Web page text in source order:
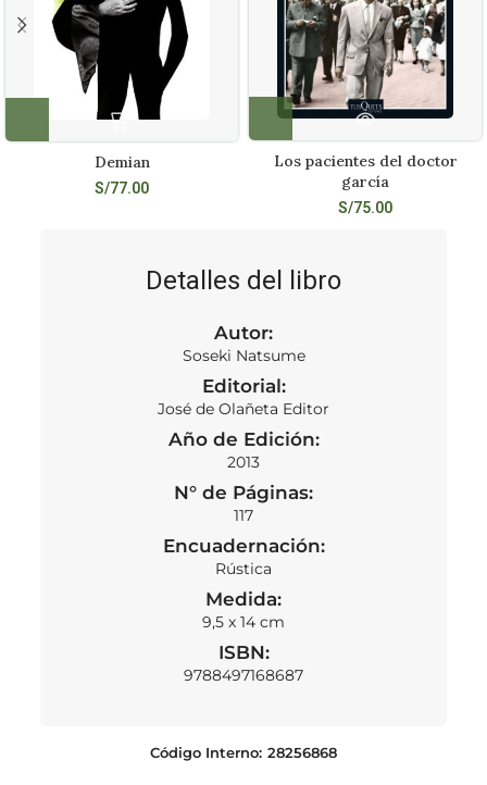
Demian
S/77.00
Los pacientes del doctor
garcía
S/75.00
Detalles del libro
Autor:
Soseki Natsume
Editorial:
José de Olañeta Editor
Año de Edición:
2013
N° de Páginas:
117
Encuadernación:
Rústica
Medida:
9,5 x 14 cm
ISBN:
9788497168687
Código Interno: 28256868